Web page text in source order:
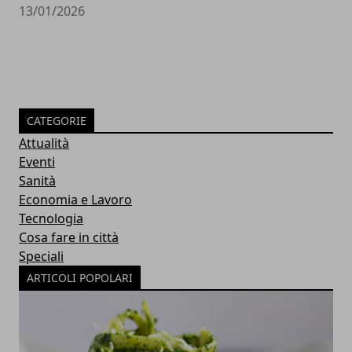
13/01/2026
CATEGORIE
Attualità
Eventi
Sanità
Economia e Lavoro
Tecnologia
Cosa fare in città
Speciali
ARTICOLI POPOLARI